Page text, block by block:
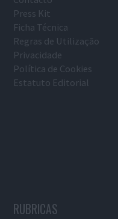
Press Kit
Ficha Técnica
Regras de Utilização
Privacidade
Política de Cookies
Estatuto Editorial
RUBRICAS